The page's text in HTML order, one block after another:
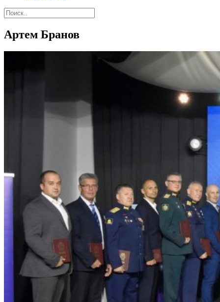
Артем Бранов